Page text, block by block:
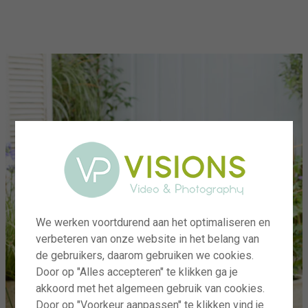
We werken voortdurend aan het optimaliseren en
verbeteren van onze website in het belang van
de gebruikers, daarom gebruiken we cookies.
Door op "Alles accepteren" te klikken ga je
akkoord met het algemeen gebruik van cookies.
Door op "Voorkeur aanpassen" te klikken vind je